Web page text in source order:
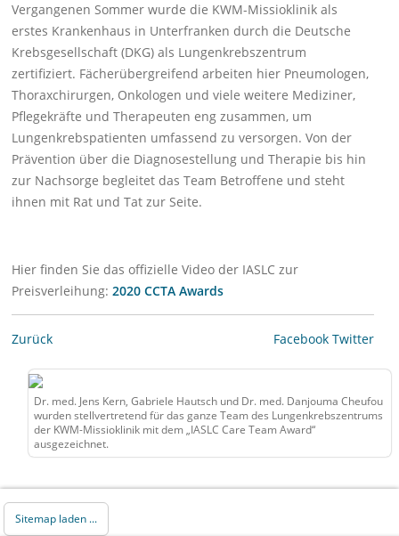
Vergangenen Sommer wurde die KWM-Missioklinik als
erstes Krankenhaus in Unterfranken durch die Deutsche
Krebsgesellschaft (DKG) als Lungenkrebszentrum
zertifiziert. Fächerübergreifend arbeiten hier Pneumologen,
Thoraxchirurgen, Onkologen und viele weitere Mediziner,
Pflegekräfte und Therapeuten eng zusammen, um
Lungenkrebspatienten umfassend zu versorgen. Von der
Prävention über die Diagnosestellung und Therapie bis hin
zur Nachsorge begleitet das Team Betroffene und steht
ihnen mit Rat und Tat zur Seite.
Hier finden Sie das offizielle Video der IASLC zur
Preisverleihung:2020 CCTA Awards
Zurück Facebook Twitter
Dr. med. Jens Kern, Gabriele Hautsch und Dr. med. Danjouma Cheufou
wurden stellvertretend für das ganze Team des Lungenkrebszentrums
der KWM-Missioklinik mit dem „IASLC Care Team Award“
ausgezeichnet.
Sitemap laden ...